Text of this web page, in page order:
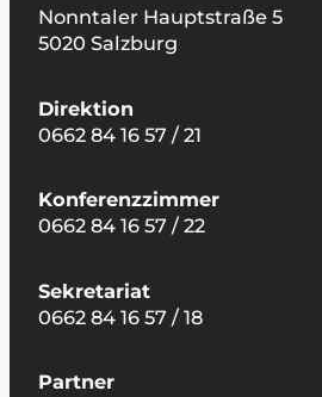
Nonntaler Hauptstraße 5
5020 Salzburg
Direktion
0662 84 16 57 / 21
Konferenzzimmer
0662 84 16 57 / 22
Sekretariat
0662 84 16 57 / 18
Partner